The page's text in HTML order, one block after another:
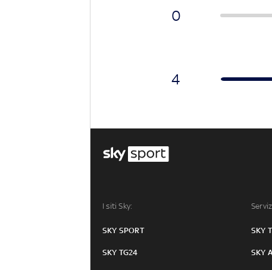
0
4
I siti Sky:
SKY SPORT
SKY TG24
SKY
SKY